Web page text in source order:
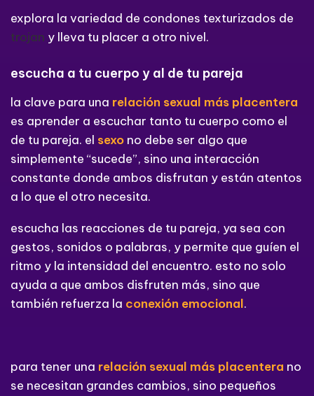
explora la variedad de condones texturizados de
trojan y lleva tu placer a otro nivel.
escucha a tu cuerpo y al de tu pareja
la clave para una relación sexual más placentera
es aprender a escuchar tanto tu cuerpo como el
de tu pareja. el sexo no debe ser algo que
simplemente “sucede”, sino una interacción
constante donde ambos disfrutan y están atentos
a lo que el otro necesita.
escucha las reacciones de tu pareja, ya sea con
gestos, sonidos o palabras, y permite que guíen el
ritmo y la intensidad del encuentro. esto no solo
ayuda a que ambos disfruten más, sino que
también refuerza la conexión emocional.
para tener una relación sexual más placentera no
se necesitan grandes cambios, sino pequeños